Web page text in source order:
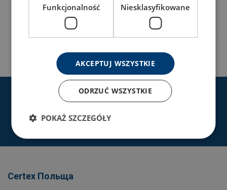
403101250120
CERTEX Польща -Ваш постачальник
рішень в підйомному обладнанні
Certex Польща
Funkcjonalność Niesklasyfikowane
AKCEPTUJ WSZYSTKIE
ODRZUĆ WSZYSTKIE
POKAŻ SZCZEGÓŁY